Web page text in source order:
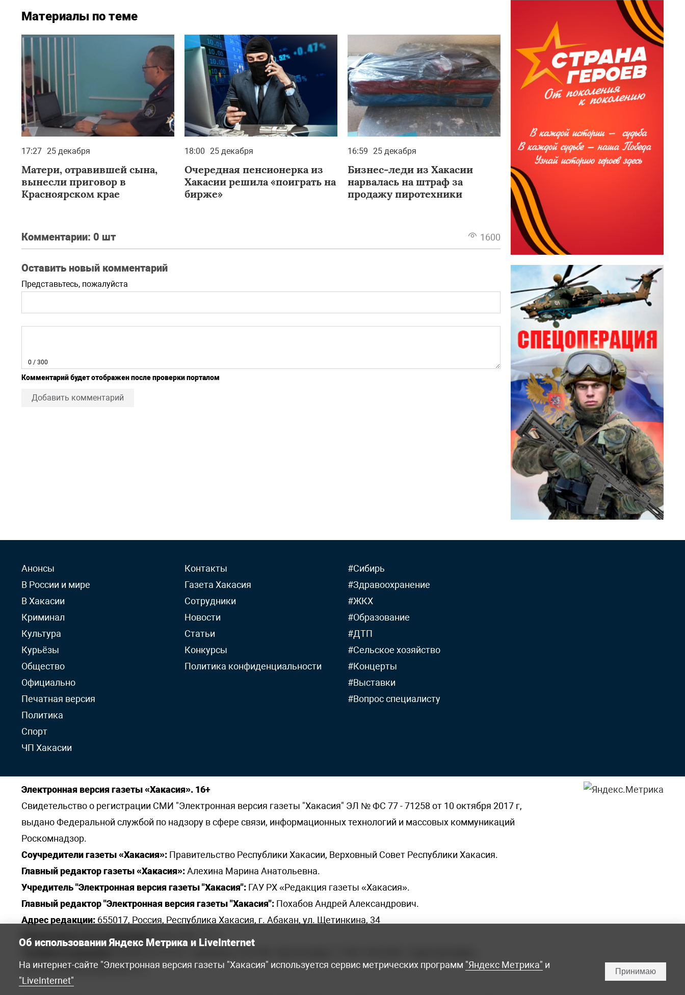
Материалы по теме
17:27 25 декабря
Матери, отравившей сына,
вынесли приговор в
Красноярском крае
18:00 25 декабря
Очередная пенсионерка из
Хакасии решила «поиграть на
бирже»
16:59 25 декабря
Бизнес-леди из Хакасии
нарвалась на штраф за
продажу пиротехники
Комментарии: 0 шт 1600
Оставить новый комментарий
Представьтесь, пожалуйста
0 / 300
Комментарий будет отображен после проверки порталом
Добавить комментарий
Анонсы
В России и мире
В Хакасии
Криминал
Культура
Курьёзы
Общество
Официально
Печатная версия
Политика
Спорт
ЧП Хакасии
Контакты
Газета Хакасия
Сотрудники
Новости
Статьи
Конкурсы
Политика конфиденциальности
#Сибирь
#Здравоохранение
#ЖКХ
#Образование
#ДТП
#Сельское хозяйство
#Концерты
#Выставки
#Вопрос специалисту
Электронная версия газеты «Хакасия». 16+
Свидетельство о регистрации СМИ "Электронная версия газеты "Хакасия" ЭЛ № ФС 77 - 71258 от 10 октября 2017 г,
выдано Федеральной службой по надзору в сфере связи, информационных технологий и массовых коммуникаций
Роскомнадзор.
Соучредители газеты «Хакасия»: Правительство Республики Хакасии, Верховный Совет Республики Хакасия.
Главный редактор газеты «Хакасия»:Алехина Марина Анатольевна.
Учредитель "Электронная версия газеты "Хакасия": ГАУ РХ «Редакция газеты «Хакасия».
Главный редактор "Электронная версия газеты "Хакасия": Похабов Андрей Александрович.
Адрес редакции: 655017, Россия, Республика Хакасия, г. Абакан, ул. Щетинкина, 34
Электронная почта редакции: khakred@r-19.ru
elena.s.korotkowa@yandex.ru.
Об использовании Яндекс Метрика и LiveInternet
На интернет-сайте "Электронная версия газеты "Хакасия" используется сервис метрических программ "Яндекс Метрика" и
"LiveInternet"
Принимаю